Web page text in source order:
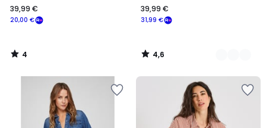
20,00 €
39,99 €
4
/
31,99 €
39,99 €
4,6
/